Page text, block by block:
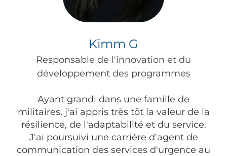
Kimm G
Responsable de l'innovation et du
développement des programmes
Ayant grandi dans une famille de
militaires, j'ai appris très tôt la valeur de la
résilience, de l'adaptabilité et du service.
J'ai poursuivi une carrière d'agent de
communication des services d'urgence au